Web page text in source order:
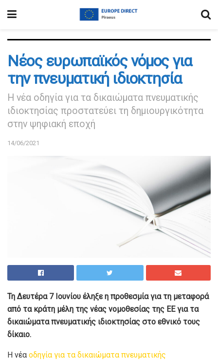
Νέος ευρωπαϊκός νόμος για
την πνευματική ιδιοκτησία
Η νέα οδηγία για τα δικαιώματα πνευματικής
ιδιοκτησίας προστατεύει τη δημιουργικότητα
στην ψηφιακή εποχή
14/06/2021
Τη Δευτέρα 7 Ιουνίου έληξε η προθεσμία για τη μεταφορά
από τα κράτη μέλη της νέας νομοθεσίας της ΕΕ για τα
δικαιώματα πνευματικής ιδιοκτησίας στο εθνικό τους
δίκαιο.
Η νέα οδηγία για τα δικαιώματα πνευματικής